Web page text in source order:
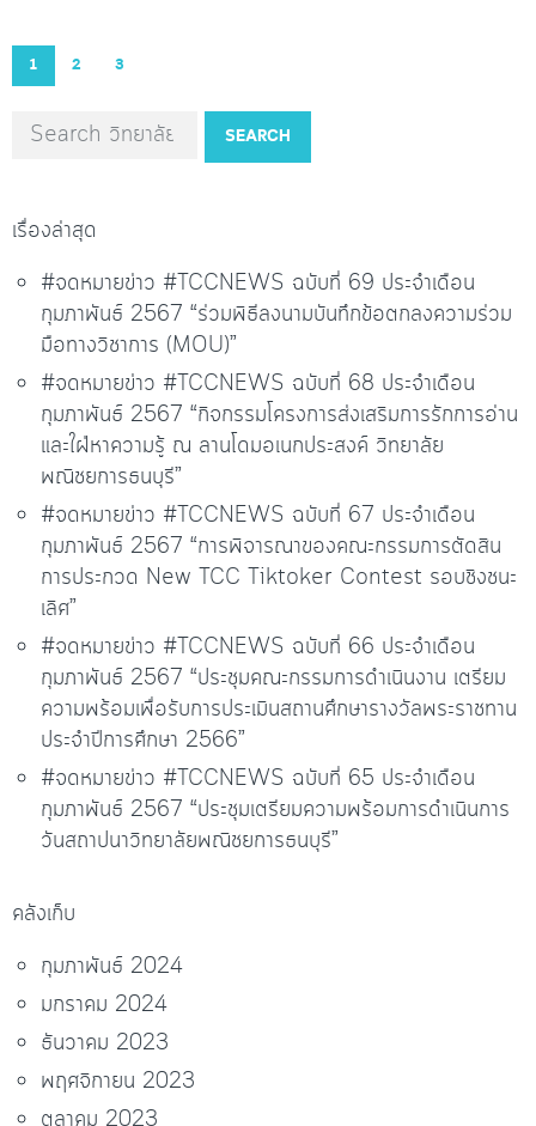
1 2 3
SEARCH
เรื่องล่าสุด
#จดหมายข่าว #TCCNEWS ฉบับที่ 69 ประจำเดือน
กุมภาพันธ์ 2567 “ร่วมพิธีลงนามบันทึกข้อตกลงความร่วม
มือทางวิชาการ (MOU)”
#จดหมายข่าว #TCCNEWS ฉบับที่ 68 ประจำเดือน
กุมภาพันธ์ 2567 “กิจกรรมโครงการส่งเสริมการรักการอ่าน
และใฝ่หาความรู้ ณ ลานโดมอเนกประสงค์ วิทยาลัย
พณิชยการธนบุรี”
#จดหมายข่าว #TCCNEWS ฉบับที่ 67 ประจำเดือน
กุมภาพันธ์ 2567 “การพิจารณาของคณะกรรมการตัดสิน
การประกวด New TCC Tiktoker Contest รอบชิงชนะ
เลิศ”
#จดหมายข่าว #TCCNEWS ฉบับที่ 66 ประจำเดือน
กุมภาพันธ์ 2567 “ประชุมคณะกรรมการดำเนินงาน เตรียม
ความพร้อมเพื่อรับการประเมินสถานศึกษารางวัลพระราชทาน
ประจำปีการศึกษา 2566”
#จดหมายข่าว #TCCNEWS ฉบับที่ 65 ประจำเดือน
กุมภาพันธ์ 2567 “ประชุมเตรียมความพร้อมการดำเนินการ
วันสถาปนาวิทยาลัยพณิชยการธนบุรี”
คลังเก็บ
กุมภาพันธ์ 2024
มกราคม 2024
ธันวาคม 2023
พฤศจิกายน 2023
ตุลาคม 2023